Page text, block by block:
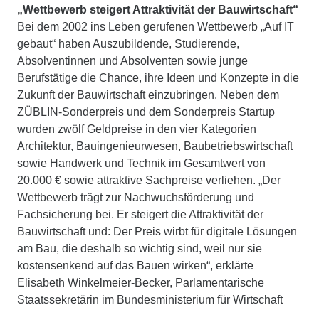
„Wettbewerb steigert Attraktivität der Bauwirtschaft“
Bei dem 2002 ins Leben gerufenen Wettbewerb „Auf IT
gebaut“ haben Auszubildende, Studierende,
Absolventinnen und Absolventen sowie junge
Berufstätige die Chance, ihre Ideen und Konzepte in die
Zukunft der Bauwirtschaft einzubringen. Neben dem
ZÜBLIN-Sonderpreis und dem Sonderpreis Startup
wurden zwölf Geldpreise in den vier Kategorien
Architektur, Bauingenieurwesen, Baubetriebswirtschaft
sowie Handwerk und Technik im Gesamtwert von
20.000 € sowie attraktive Sachpreise verliehen. „Der
Wettbewerb trägt zur Nachwuchsförderung und
Fachsicherung bei. Er steigert die Attraktivität der
Bauwirtschaft und: Der Preis wirbt für digitale Lösungen
am Bau, die deshalb so wichtig sind, weil nur sie
kostensenkend auf das Bauen wirken“, erklärte
Elisabeth Winkelmeier-Becker, Parlamentarische
Staatssekretärin im Bundesministerium für Wirtschaft